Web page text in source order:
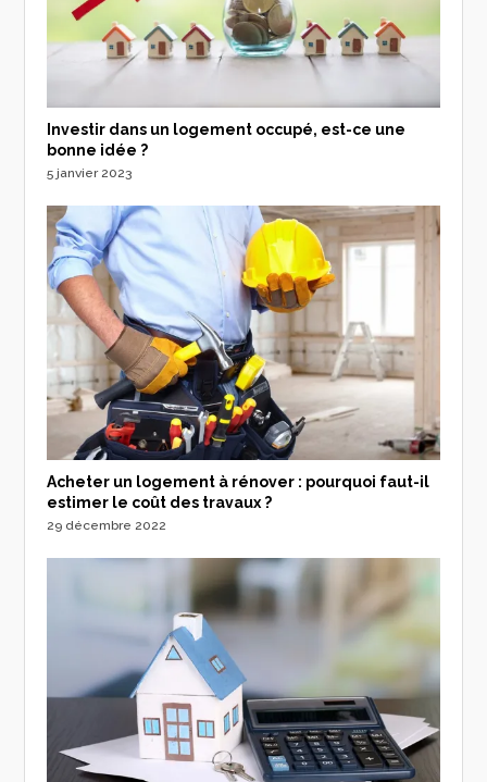
Investir dans un logement occupé, est-ce une
bonne idée ?
5 janvier 2023
Acheter un logement à rénover : pourquoi faut-il
estimer le coût des travaux ?
29 décembre 2022